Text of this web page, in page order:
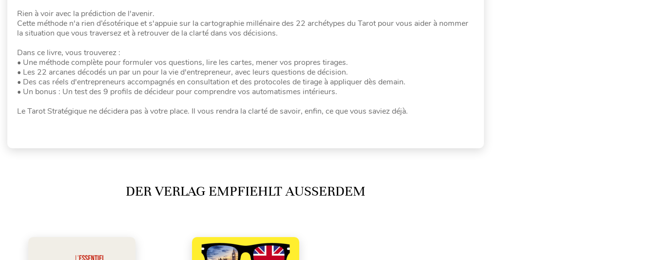
Rien à voir avec la prédiction de l'avenir.
Cette méthode n'a rien d’ésotérique et s'appuie sur la cartographie millénaire des 22 archétypes du Tarot pour vous aider à nommer
la situation que vous traversez et à retrouver de la clarté dans vos décisions.
Dans ce livre, vous trouverez :
• Une méthode complète pour formuler vos questions, lire les cartes, mener vos propres tirages.
• Les 22 arcanes décodés un par un pour la vie d'entrepreneur, avec leurs questions de décision.
• Des cas réels d'entrepreneurs accompagnés en consultation et des protocoles de tirage à appliquer dès demain.
• Un bonus : Un test des 9 profils de décideur pour comprendre vos automatismes intérieurs.
Le Tarot Stratégique ne décidera pas à votre place. Il vous rendra la clarté de savoir, enfin, ce que vous saviez déjà.
DER VERLAG EMPFIEHLT AUSSERDEM